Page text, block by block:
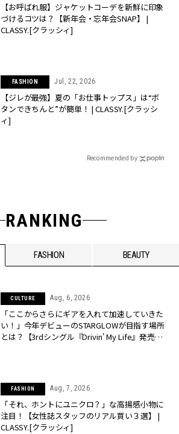
【お呼ばれ服】ジャケットコーデを新鮮に印象
づけるコツは？【新年会・忘年会SNAP】 |
CLASSY.[クラッシィ]
FASHION Jul, 22, 2026
【ジレが最強】夏の「お仕事トップス」は“ボ
タンできちんと”が簡単！ | CLASSY.[クラッシ
ィ]
Recommended by
RANKING
FASHION BEAUTY
CULTURE Aug, 6, 2026
「ここからさらにギアを入れて加速していきた
い！」今年デビューのSTARGLOWが目指す場所
とは？【3rdシングル『Drivin' My Life』発売】 |
FASHION Aug, 7, 2026
「それ、ホントにユニクロ？」な高揚感小物に
注目！【女性誌スタッフのリアル買い３選】 |
CLASSY.[クラッシィ]